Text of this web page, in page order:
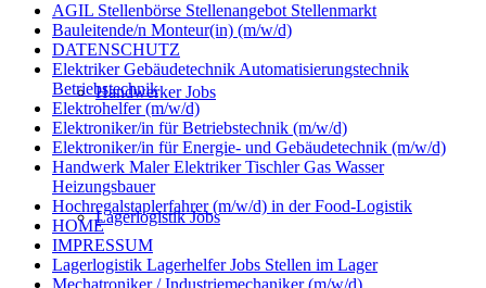
Handwerker Jobs
Lagerlogistik Jobs
AGIL Stellenbörse Stellenangebot Stellenmarkt
Bauleitende/n Monteur(in) (m/w/d)
DATENSCHUTZ
Elektriker Gebäudetechnik Automatisierungstechnik
Betriebstechnik
Elektrohelfer (m/w/d)
Elektroniker/in für Betriebstechnik (m/w/d)
Elektroniker/in für Energie- und Gebäudetechnik (m/w/d)
Handwerk Maler Elektriker Tischler Gas Wasser
Heizungsbauer
Hochregalstaplerfahrer (m/w/d) in der Food-Logistik
HOME
IMPRESSUM
Lagerlogistik Lagerhelfer Jobs Stellen im Lager